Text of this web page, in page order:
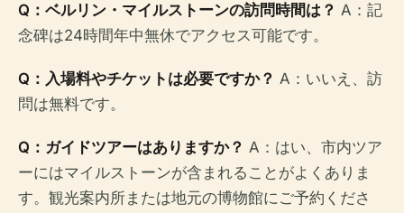
Q：ベルリン・マイルストーンの訪問時間は？ A：記
念碑は24時間年中無休でアクセス可能です。
Q：入場料やチケットは必要ですか？ A：いいえ、訪
問は無料です。
Q：ガイドツアーはありますか？ A：はい、市内ツア
ーにはマイルストーンが含まれることがよくありま
す。観光案内所または地元の博物館にご予約くださ